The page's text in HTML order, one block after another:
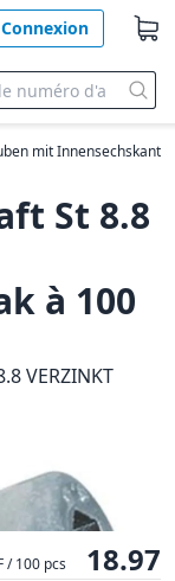
Connexion
mit Innensechskant
St 8.8
à 100
VERZINKT
/ 100 pcs 18.97